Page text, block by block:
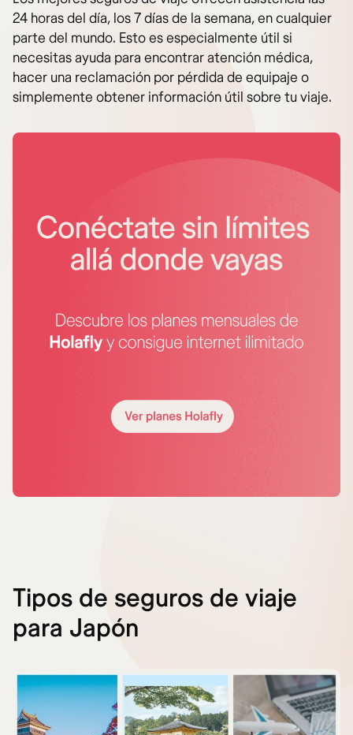
24 horas del día, los 7 días de la semana, en cualquier
parte del mundo. Esto es especialmente útil si
necesitas ayuda para encontrar atención médica,
hacer una reclamación por pérdida de equipaje o
simplemente obtener información útil sobre tu viaje.
Tipos de seguros de viaje
para Japón